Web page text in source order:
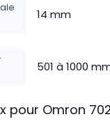
14 mm
501 à 1000
pour Omron